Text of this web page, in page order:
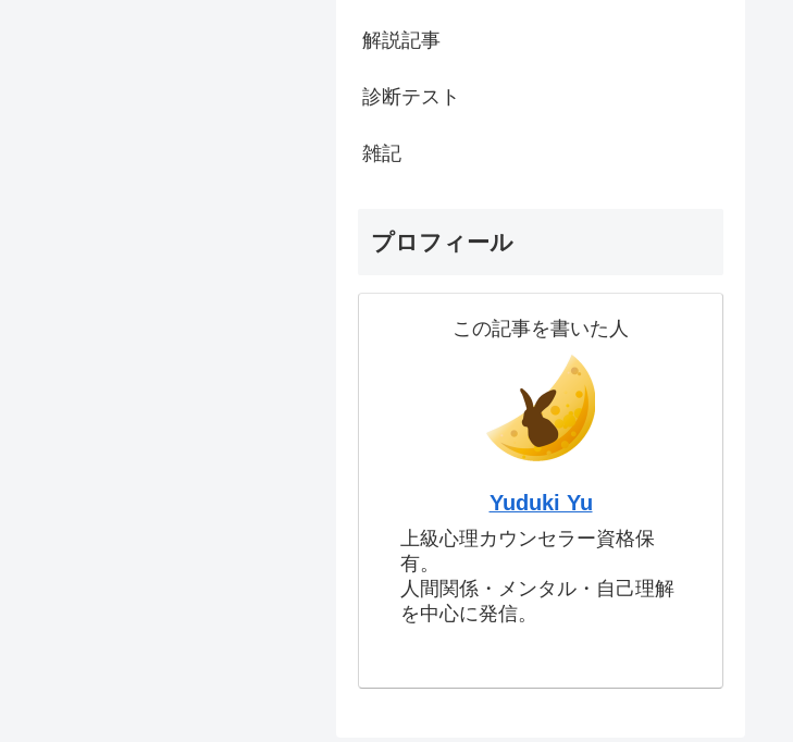
解説記事
診断テスト
雑記
プロフィール
この記事を書いた人
Yuduki Yu
上級心理カウンセラー資格保
有。
人間関係・メンタル・自己理解
を中心に発信。